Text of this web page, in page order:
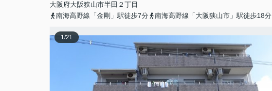
大阪府大阪狭山市半田 ２丁目
南海高野線「金剛」駅徒歩7分
南海高野線「大阪狭山市」駅徒歩18分
1/21